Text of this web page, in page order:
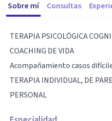
Sobre mí Consultas
TERAPIA PSICOLÓGICA
COACHING DE VIDA
Acompañamiento casos
TERAPIA INDIVIDUAL, DE
PERSONAL